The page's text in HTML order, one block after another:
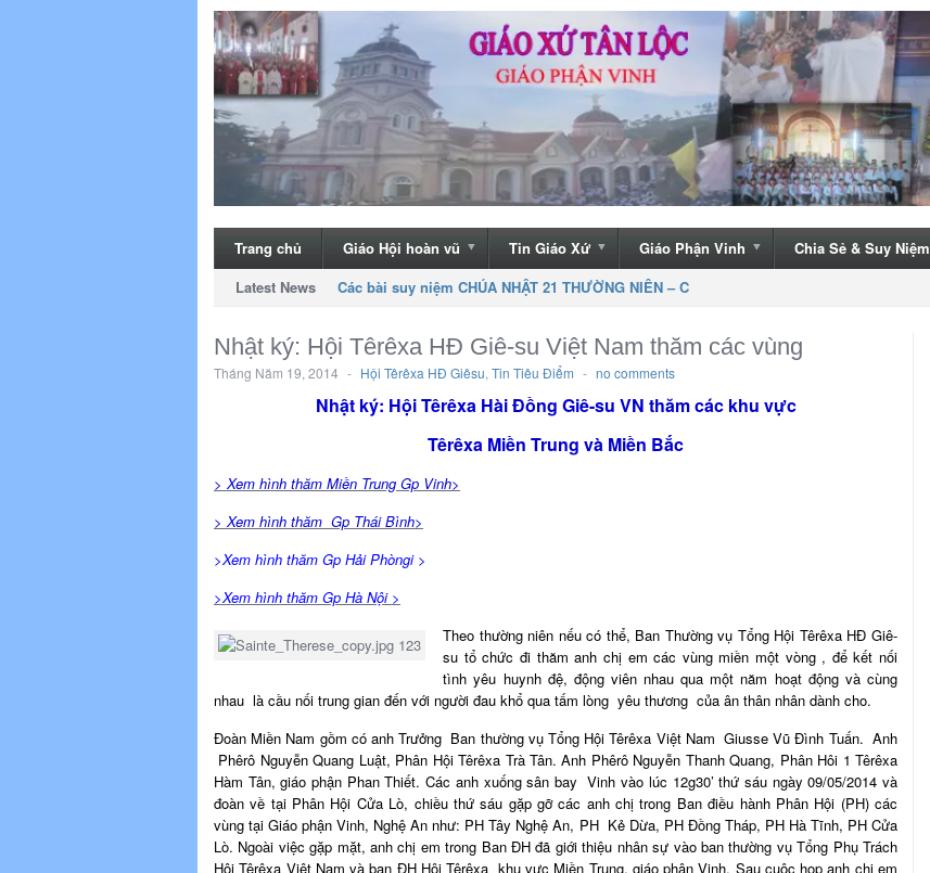
Trang chủ Giáo Hội hoàn vũ Tin Giáo Xứ Giáo Phận Vinh Chia Sẻ & Suy Niệm
Latest News
Danh sách những học sinh thi giáo lý hạt Cửa Lò được giải thưởng năm học 2015 – 2016
Nhật ký: Hội Têrêxa HĐ Giê-su Việt Nam thăm các vùng
Tháng Năm 19, 2014 - Hội Têrêxa HĐ Giêsu, Tin Tiêu Điểm - no comments
Nhật ký: Hội Têrêxa Hài Đồng Giê-su VN thăm các khu vực
Têrêxa Miền Trung và Miền Bắc
> Xem hình thăm Miền Trung Gp Vinh>
> Xem hình thăm Gp Thái Bình>
>Xem hình thăm Gp Hải Phòngi >
>Xem hình thăm Gp Hà Nội >
Theo thường niên nếu có thể, Ban Thường vụ Tổng Hội Têrêxa HĐ Giê-
su tổ chức đi thăm anh chị em các vùng miền một vòng , để kết nối
tình yêu huynh đệ, động viên nhau qua một năm hoạt động và cùng
nhau là cầu nối trung gian đến với người đau khổ qua tấm lòng yêu thương của ân thân nhân dành cho.
Đoàn Miền Nam gồm có anh Trưởng Ban thường vụ Tổng Hội Têrêxa Việt Nam Giusse Vũ Đình Tuấn. Anh
Phêrô Nguyễn Quang Luật, Phân Hội Têrêxa Trà Tân. Anh Phêrô Nguyễn Thanh Quang, Phân Hôi 1 Têrêxa
Hàm Tân, giáo phận Phan Thiết. Các anh xuống sân bay Vinh vào lúc 12g30’ thứ sáu ngày 09/05/2014 và
đoàn về tại Phân Hội Cửa Lò, chiều thứ sáu gặp gỡ các anh chị trong Ban điều hành Phân Hội (PH) các
vùng tại Giáo phận Vinh, Nghệ An như: PH Tây Nghệ An, PH Kẻ Dừa, PH Đồng Tháp, PH Hà Tĩnh, PH Cửa
Lò. Ngoài việc gặp mặt, anh chị em trong Ban ĐH đã giới thiệu nhân sự vào ban thường vụ Tổng Phụ Trách
Hội Têrêxa Việt Nam và ban ĐH Hội Têrêxa khu vực Miền Trung, giáo phận Vinh. Sau cuộc họp anh chị em